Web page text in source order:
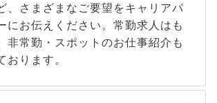
、さまざまなご要望をキャリアパ
にお伝えください。常勤求人はも
非常勤・スポットのお仕事紹介も
おります。